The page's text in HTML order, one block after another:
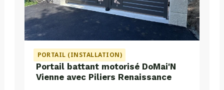
PORTAIL (INSTALLATION)
Portail battant motorisé DoMai'N
Vienne avec Piliers Renaissance